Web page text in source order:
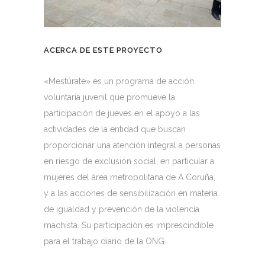
ACERCA DE ESTE PROYECTO
«Mestúrate» es un programa de acción
voluntaria juvenil que promueve la
participación de jueves en el apoyo a las
actividades de la entidad que buscan
proporcionar una atención integral a personas
en riesgo de exclusión social, en particular a
mujeres del área metropolitana de A Coruña,
y a las acciones de sensibilización en materia
de igualdad y prevención de la violencia
machista. Su participación es imprescindible
para el trabajo diario de la ONG.